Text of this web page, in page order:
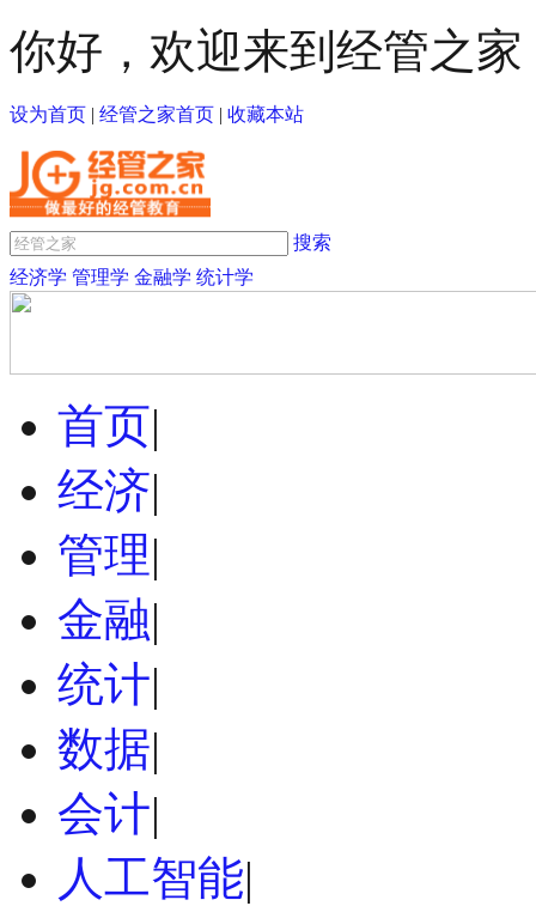
你好，欢迎来到经管之家
设为首页 | 经管之家首页 | 收藏本站
搜索
经济学 管理学 金融学 统计学
首页|
经济|
管理|
金融|
统计|
数据|
会计|
人工智能|